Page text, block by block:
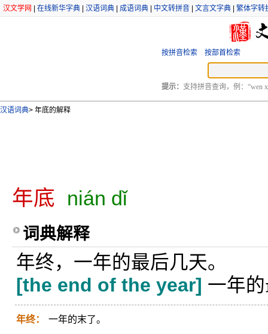
汉文学网 在线新华字典 汉语词典 成语词典 中文转拼音 文言文字典 繁体字转
按拼音检索 按部首检索
提示： 支持拼音查询，例：“wen
汉语词典> 年底的解释
年底 nián dǐ
词典解释
年终，一年的最后几天。
[the end of the year] 一年
年终： 一年的末了。